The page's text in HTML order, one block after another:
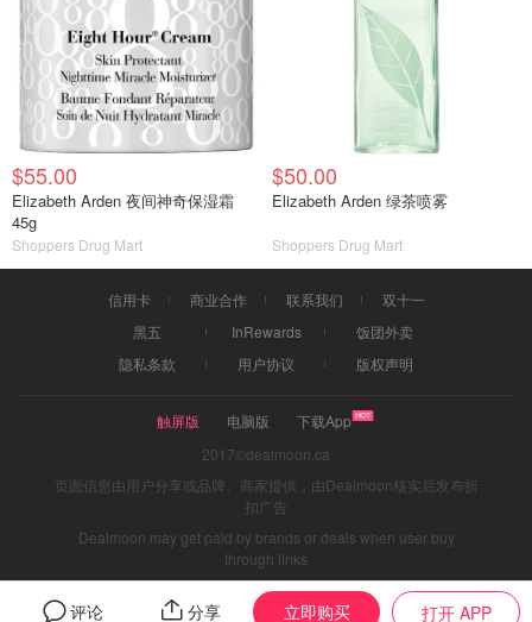
$55.00
Elizabeth Arden 夜间神奇保湿霜
45g
Shoppers Drug Mart
$50.00
Elizabeth Arden 绿茶喷雾
Shoppers Drug Mart
评论 分享 立即购买 打开 APP
信用卡 商业合作 联系我们
双十一
黑五
InRewards
饭团外卖
隐私条款
用户协议 版权声明
触屏版 电脑版
下载App
2017©dealmoon.ca
页面信息由用户分享或品牌、商家提供，由Dealmoon核实后发布折
扣广告
Dealmoon may get paid by brands or deals when user buy
through links